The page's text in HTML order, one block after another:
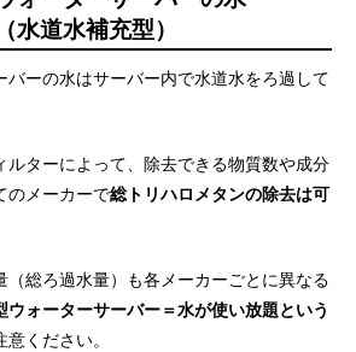
（水道水補充型）
バーの水はサーバー内で水道水をろ過して
ルターによって、除去できる物質数や成分
のメーカーで総トリハロメタンの除去は可
（総ろ過水量）も各メーカーごとに異なる
ウォーターサーバー＝水が使い放題という
ください。